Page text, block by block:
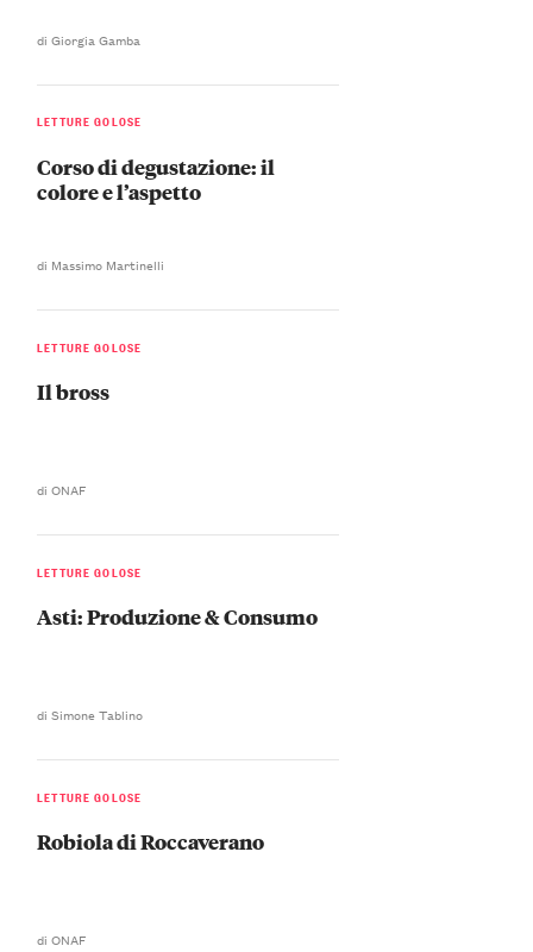
di Giorgia Gamba
LETTURE GOLOSE
Corso di degustazione: il
colore e l’aspetto
di Massimo Martinelli
LETTURE GOLOSE
Il bross
di ONAF
LETTURE GOLOSE
Asti: Produzione & Consumo
di Simone Tablino
LETTURE GOLOSE
Robiola di Roccaverano
di ONAF